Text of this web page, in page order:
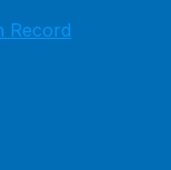
Record